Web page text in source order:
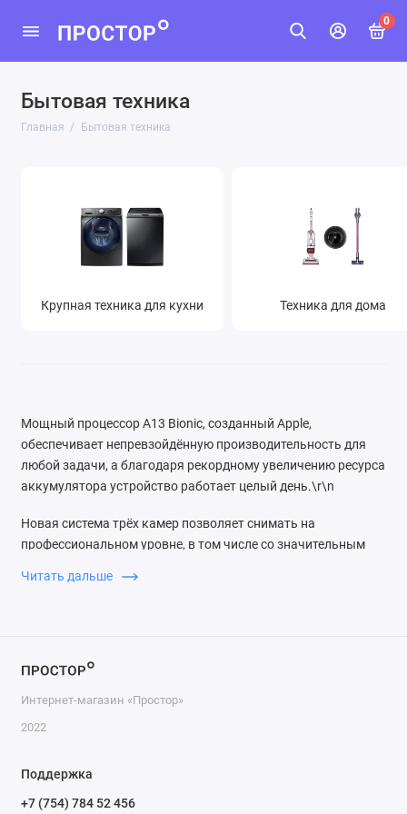
0
Бытовая техника
Главная Бытовая техника
Крупная техника для кухни
Климатическая техника
Показать все
Крупная техника для кухни Техника для дома
Мощный процессор A13 Bionic, созданный Apple,
обеспечивает непревзойдённую производительность для
любой задачи, а благодаря рекордному увеличению ресурса
аккумулятора устройство работает целый день.\r\n
Новая система трёх камер позволяет снимать на
профессиональном уровне, в том числе со значительным
Камера также обеспечивает видео высочайшего качества и
функция аудиозума сопоставляет источник звука с тем, что
каждому доступны мощные инструменты редактирования
видео. Можно поворачивать и обрезать кадр, увеличивать
обработка занимает считанные секунды, а результат виден
Читать дальше
Интернет-магазин «Простор»
2022
Поддержка
+7 (754) 784 52 456